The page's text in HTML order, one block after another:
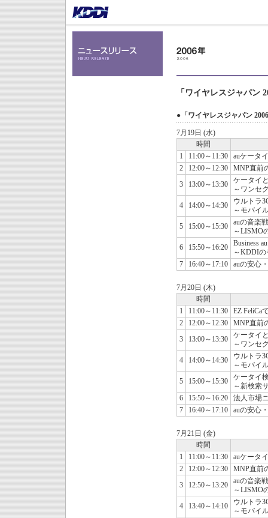
「ワイヤレスジャパン
●「ワイヤレスジャパン
7月19日 (水)
時間
1
11:00～11:30
auケータ
2
12:00～12:30
MNP直前
3
13:00～13:30
ケータイ
～ワンセ
4
14:00～14:30
ウルトラ
～モバイ
5
15:00～15:30
auの音楽
～LISMO
6
15:50～16:20
Business
～KDDIの
7
16:40～17:10 auの安心
7月20日 (木)
時間
1
11:00～11:30
EZ FeliCa
2
12:00～12:30
MNP直前
3
13:00～13:30
ケータイ
～ワンセ
4
14:00～14:30
ウルトラ
～モバイ
5
15:00～15:30
ケータイ
～新検索
6
15:50～16:20
法人市場
7
16:40～17:10 auの安心
7月21日 (金)
時間
1
11:00～11:30
auケータ
2
12:00～12:30
MNP直前
3
12:50～13:20
auの音楽
～LISMO
4
13:40～14:10
ウルトラ
～モバイ